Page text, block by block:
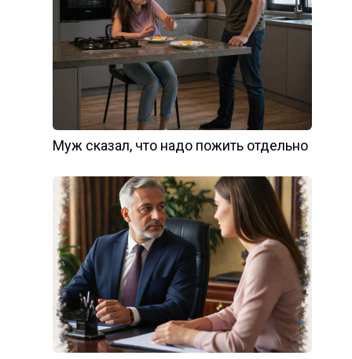
Муж сказал, что надо пожить отдельно